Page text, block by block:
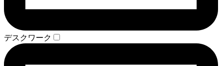
デスクワーク